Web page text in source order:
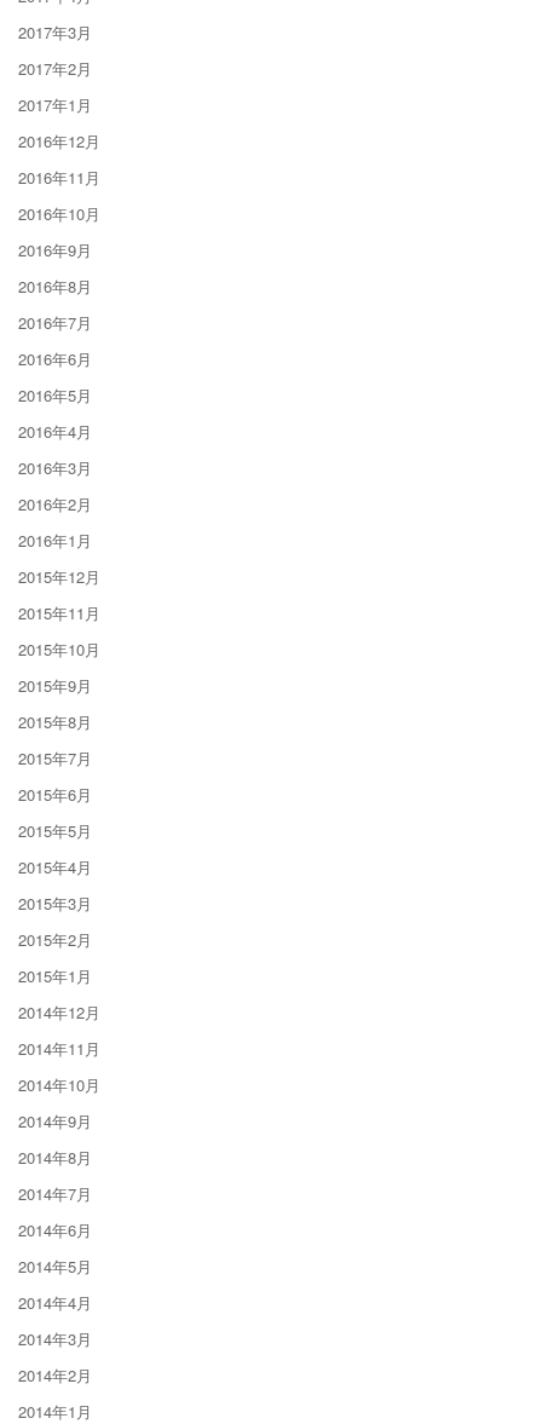
2017年3月
2017年2月
2017年1月
2016年12月
2016年11月
2016年10月
2016年9月
2016年8月
2016年7月
2016年6月
2016年5月
2016年4月
2016年3月
2016年2月
2016年1月
2015年12月
2015年11月
2015年10月
2015年9月
2015年8月
2015年7月
2015年6月
2015年5月
2015年4月
2015年3月
2015年2月
2015年1月
2014年12月
2014年11月
2014年10月
2014年9月
2014年8月
2014年7月
2014年6月
2014年5月
2014年4月
2014年3月
2014年2月
2014年1月